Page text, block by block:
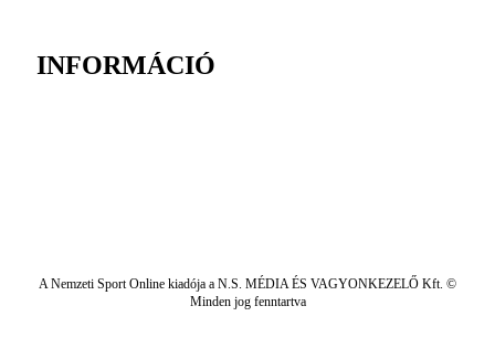
INFORMÁCIÓ
A Nemzeti Sport Online kiadója a N.S. MÉDIA ÉS VAGYONKEZELŐ Kft. ©
Minden jog fenntartva